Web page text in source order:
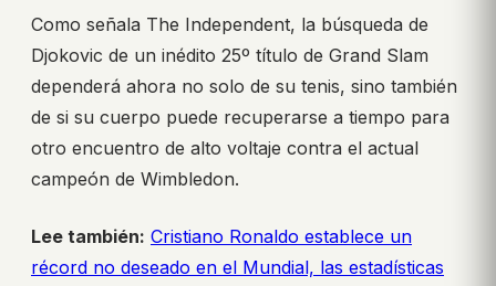
Como señala The Independent, la búsqueda de
Djokovic de un inédito 25º título de Grand Slam
dependerá ahora no solo de su tenis, sino también
de si su cuerpo puede recuperarse a tiempo para
otro encuentro de alto voltaje contra el actual
campeón de Wimbledon.
Lee también: Cristiano Ronaldo establece un
récord no deseado en el Mundial, las estadísticas